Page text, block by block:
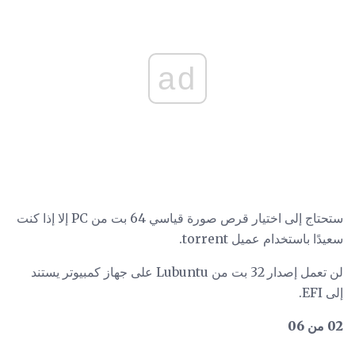
ad
ستحتاج إلى اختيار قرص صورة قياسي 64 بت من PC إلا إذا كنت
سعيدًا باستخدام عميل torrent.
لن تعمل إصدار 32 بت من Lubuntu على جهاز كمبيوتر يستند
إلى EFI.
02 من 06